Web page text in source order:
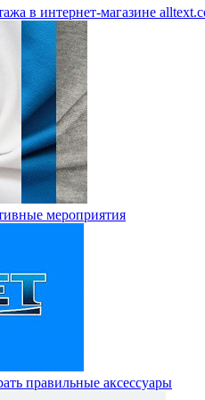
в интернет-магазине
мероприятия
правильные аксессуары